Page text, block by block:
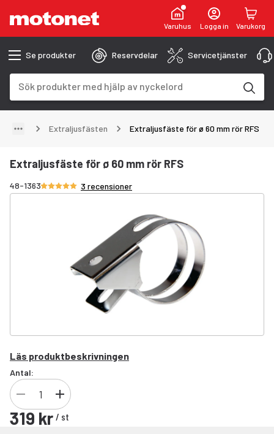
Varuhus Logga in Varukorg
Se produkter Reservdelar Servicetjänster
Extraljusfästen Extraljusfäste för ø 60 mm rör RFS
Extraljusfäste för ø 60 mm rör RFS
48-1363Betyg 5/5 stjärnor
3 recensioner
Läs produktbeskrivningen
Antal:
319 kr / st